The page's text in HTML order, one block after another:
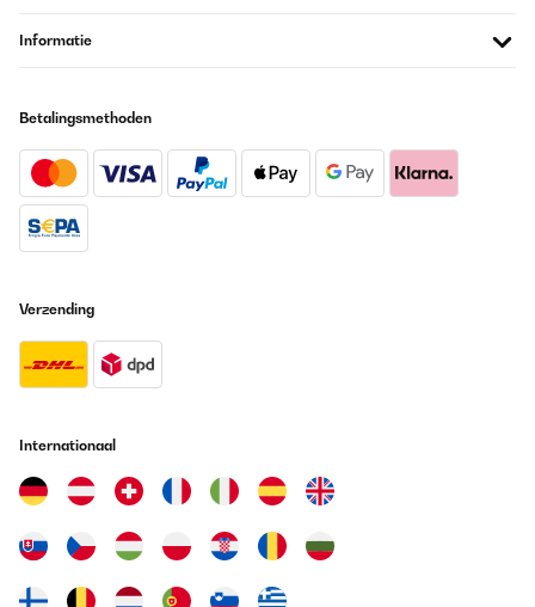
Informatie
Betalingsmethoden
Verzending
Internationaal